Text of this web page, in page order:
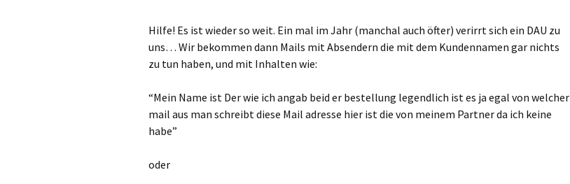
Hilfe! Es ist wieder so weit. Ein mal im Jahr (manchal auch öfter) verirrt sich ein DAU zu
uns… Wir bekommen dann Mails mit Absendern die mit dem Kundennamen gar nichts
zu tun haben, und mit Inhalten wie:
“Mein Name ist Der wie ich angab beid er bestellung legendlich ist es ja egal von welcher
mail aus man schreibt diese Mail adresse hier ist die von meinem Partner da ich keine
habe”
oder